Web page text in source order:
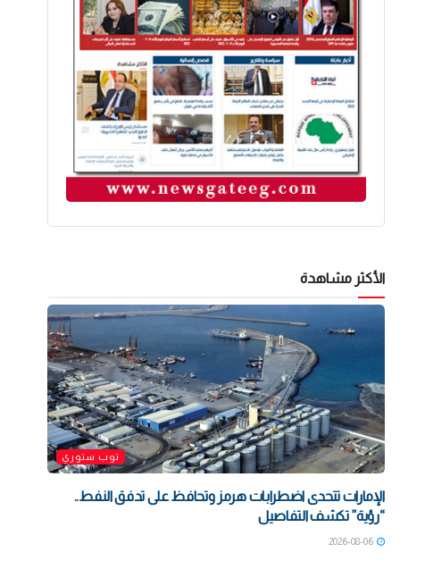
الأكثر مشاهدة
توب ستوري
الإمارات تتحدى اضطرابات هرمز وتحافظ على تدفق النفط..
“رؤية” تكشف التفاصيل
2026-08-06